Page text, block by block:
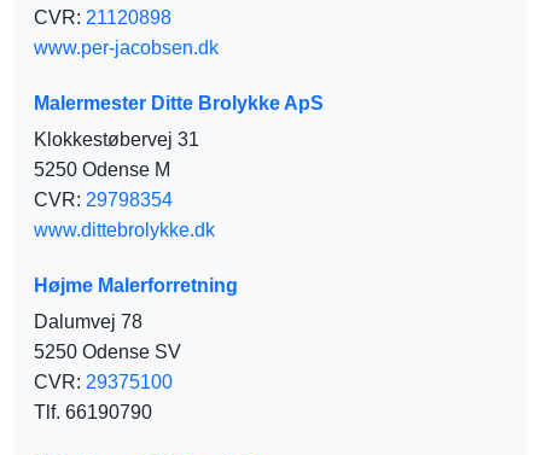
CVR: 21120898
www.per-jacobsen.dk
Malermester Ditte Brolykke ApS
Klokkestøbervej 31
5250 Odense M
CVR: 29798354
www.dittebrolykke.dk
Højme Malerforretning
Dalumvej 78
5250 Odense SV
CVR: 29375100
Tlf. 66190790